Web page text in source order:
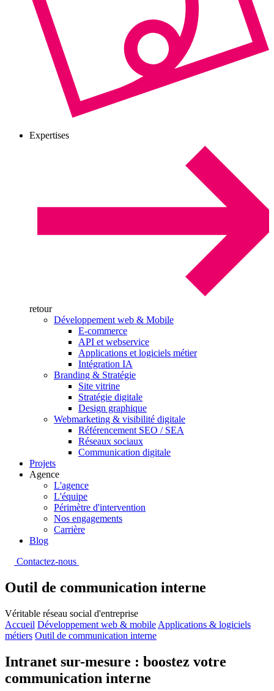
Expertises
retour
Développement web & Mobile
E-commerce
API et webservice
Applications et logiciels métier
Intégration IA
Branding & Stratégie
Site vitrine
Stratégie digitale
Design graphique
Webmarketing & visibilité digitale
Référencement SEO / SEA
Réseaux sociaux
Communication digitale
Projets
Agence
L'agence
L'équipe
Périmètre d'intervention
Nos engagements
Carrière
Blog
Contactez-nous
Outil de communication interne
Véritable réseau social d'entreprise
Accueil Développement web & mobile Applications & logiciels
métiers Outil de communication interne
Intranet sur-mesure : boostez votre
communication interne